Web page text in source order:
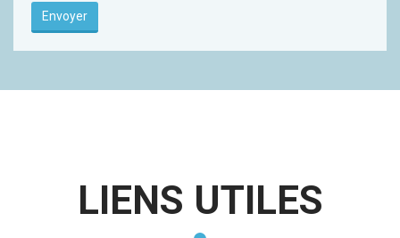
Envoyer
LIENS UTILES